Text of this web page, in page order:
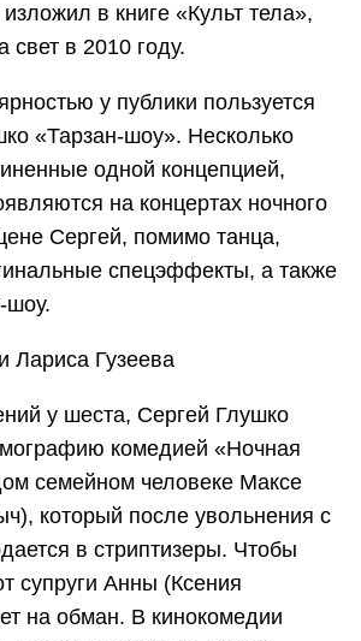
в книге «Культ тела»,
свет в 2010 году.
у публики пользуется
«Тарзан-шоу». Несколько
одной концепцией,
на концертах ночного
Сергей, помимо танца,
спецэффекты, а также
шоу.
Лариса Гузеева
у шеста, Сергей Глушко
комедией «Ночная
семейном человеке Максе
который после увольнения с
в стриптизеры. Чтобы
супруги Анны (Ксения
на обман. В кинокомедии